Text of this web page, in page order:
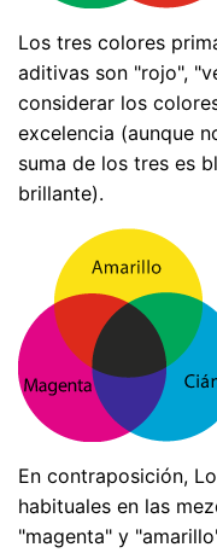
Los tres colores
aditivas son "rojo",
considerar los
excelencia (aunque
suma de los tres es
brillante).
En contraposición,
habituales en las
"magenta" y